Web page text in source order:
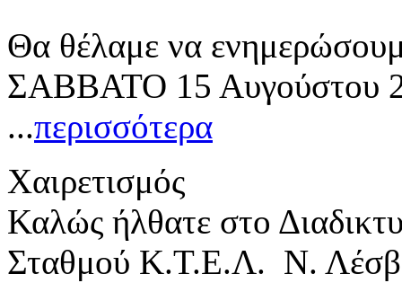
Θα θέλαμε να
ΣΑΒΒΑΤΟ 15 Αυγούστου
...περισσότερα
Χαιρετισμός
Καλώς ήλθατε στο
Σταθμού Κ.Τ.Ε.Λ. Ν.